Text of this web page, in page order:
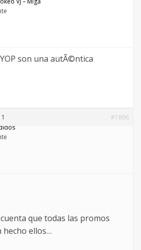
son una autÃ©ntica
#1896
que todas las promos
hecho ellos…